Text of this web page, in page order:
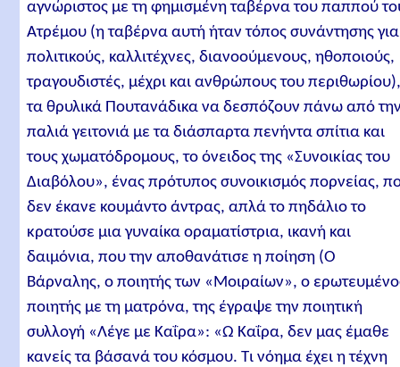
αγνώριστος με τη φημισμένη ταβέρνα του παππού
Ατρέμου (η ταβέρνα αυτή ήταν τόπος συνάντησης για
πολιτικούς, καλλιτέχνες, διανοούμενους, ηθοποιούς,
τραγουδιστές, μέχρι και ανθρώπους του
τα θρυλικά Πουτανάδικα να δεσπόζουν πάνω από
παλιά γειτονιά με τα διάσπαρτα πενήντα σπίτια και
τους χωματόδρομους, το όνειδος της «Συνοικίας του
Διαβόλου», ένας πρότυπος συνοικισμός πορνείας,
δεν έκανε κουμάντο άντρας, απλά το πηδάλιο το
κρατούσε μια γυναίκα οραματίστρια, ικανή και
δαιμόνια, που την αποθανάτισε η ποίηση (Ο
Βάρναλης, ο ποιητής των «Μοιραίων», ο
ποιητής με τη ματρόνα, της έγραψε την ποιητική
συλλογή «Λέγε με Καΐρα»: «Ω Καΐρα, δεν μας έμαθε
κανείς τα βάσανά του κόσμου. Τι νόημα έχει η τέχνη